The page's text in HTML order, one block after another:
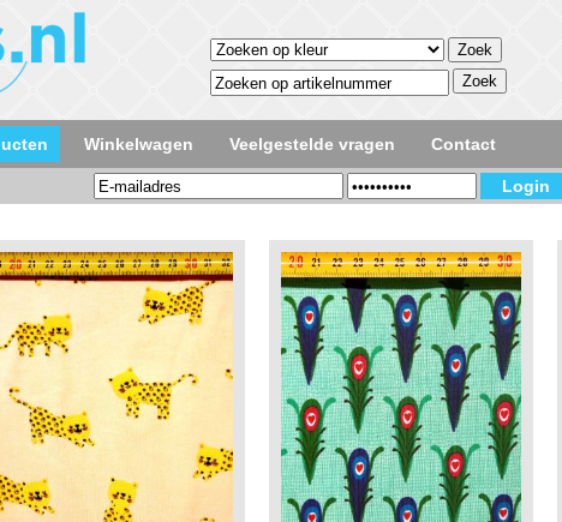
Winkelwagen Veelgestelde vragen Contact